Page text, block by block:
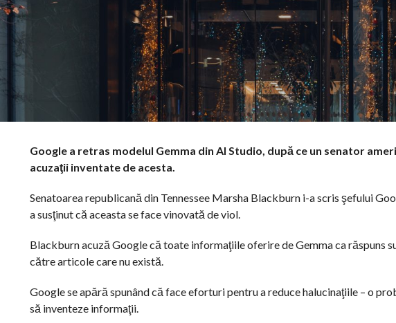
Google a retras modelul Gemma din AI Studio, după ce un senator
acuzaţii inventate de acesta.
Senatoarea republicană din Tennessee Marsha Blackburn i-a scris şefului
a susţinut că aceasta se face vinovată de viol.
Blackburn acuză Google că toate informaţiile oferire de Gemma ca răspuns
către articole care nu există.
Google se apără spunând că face eforturi pentru a reduce halucinaţiile – o
să inventeze informaţii.